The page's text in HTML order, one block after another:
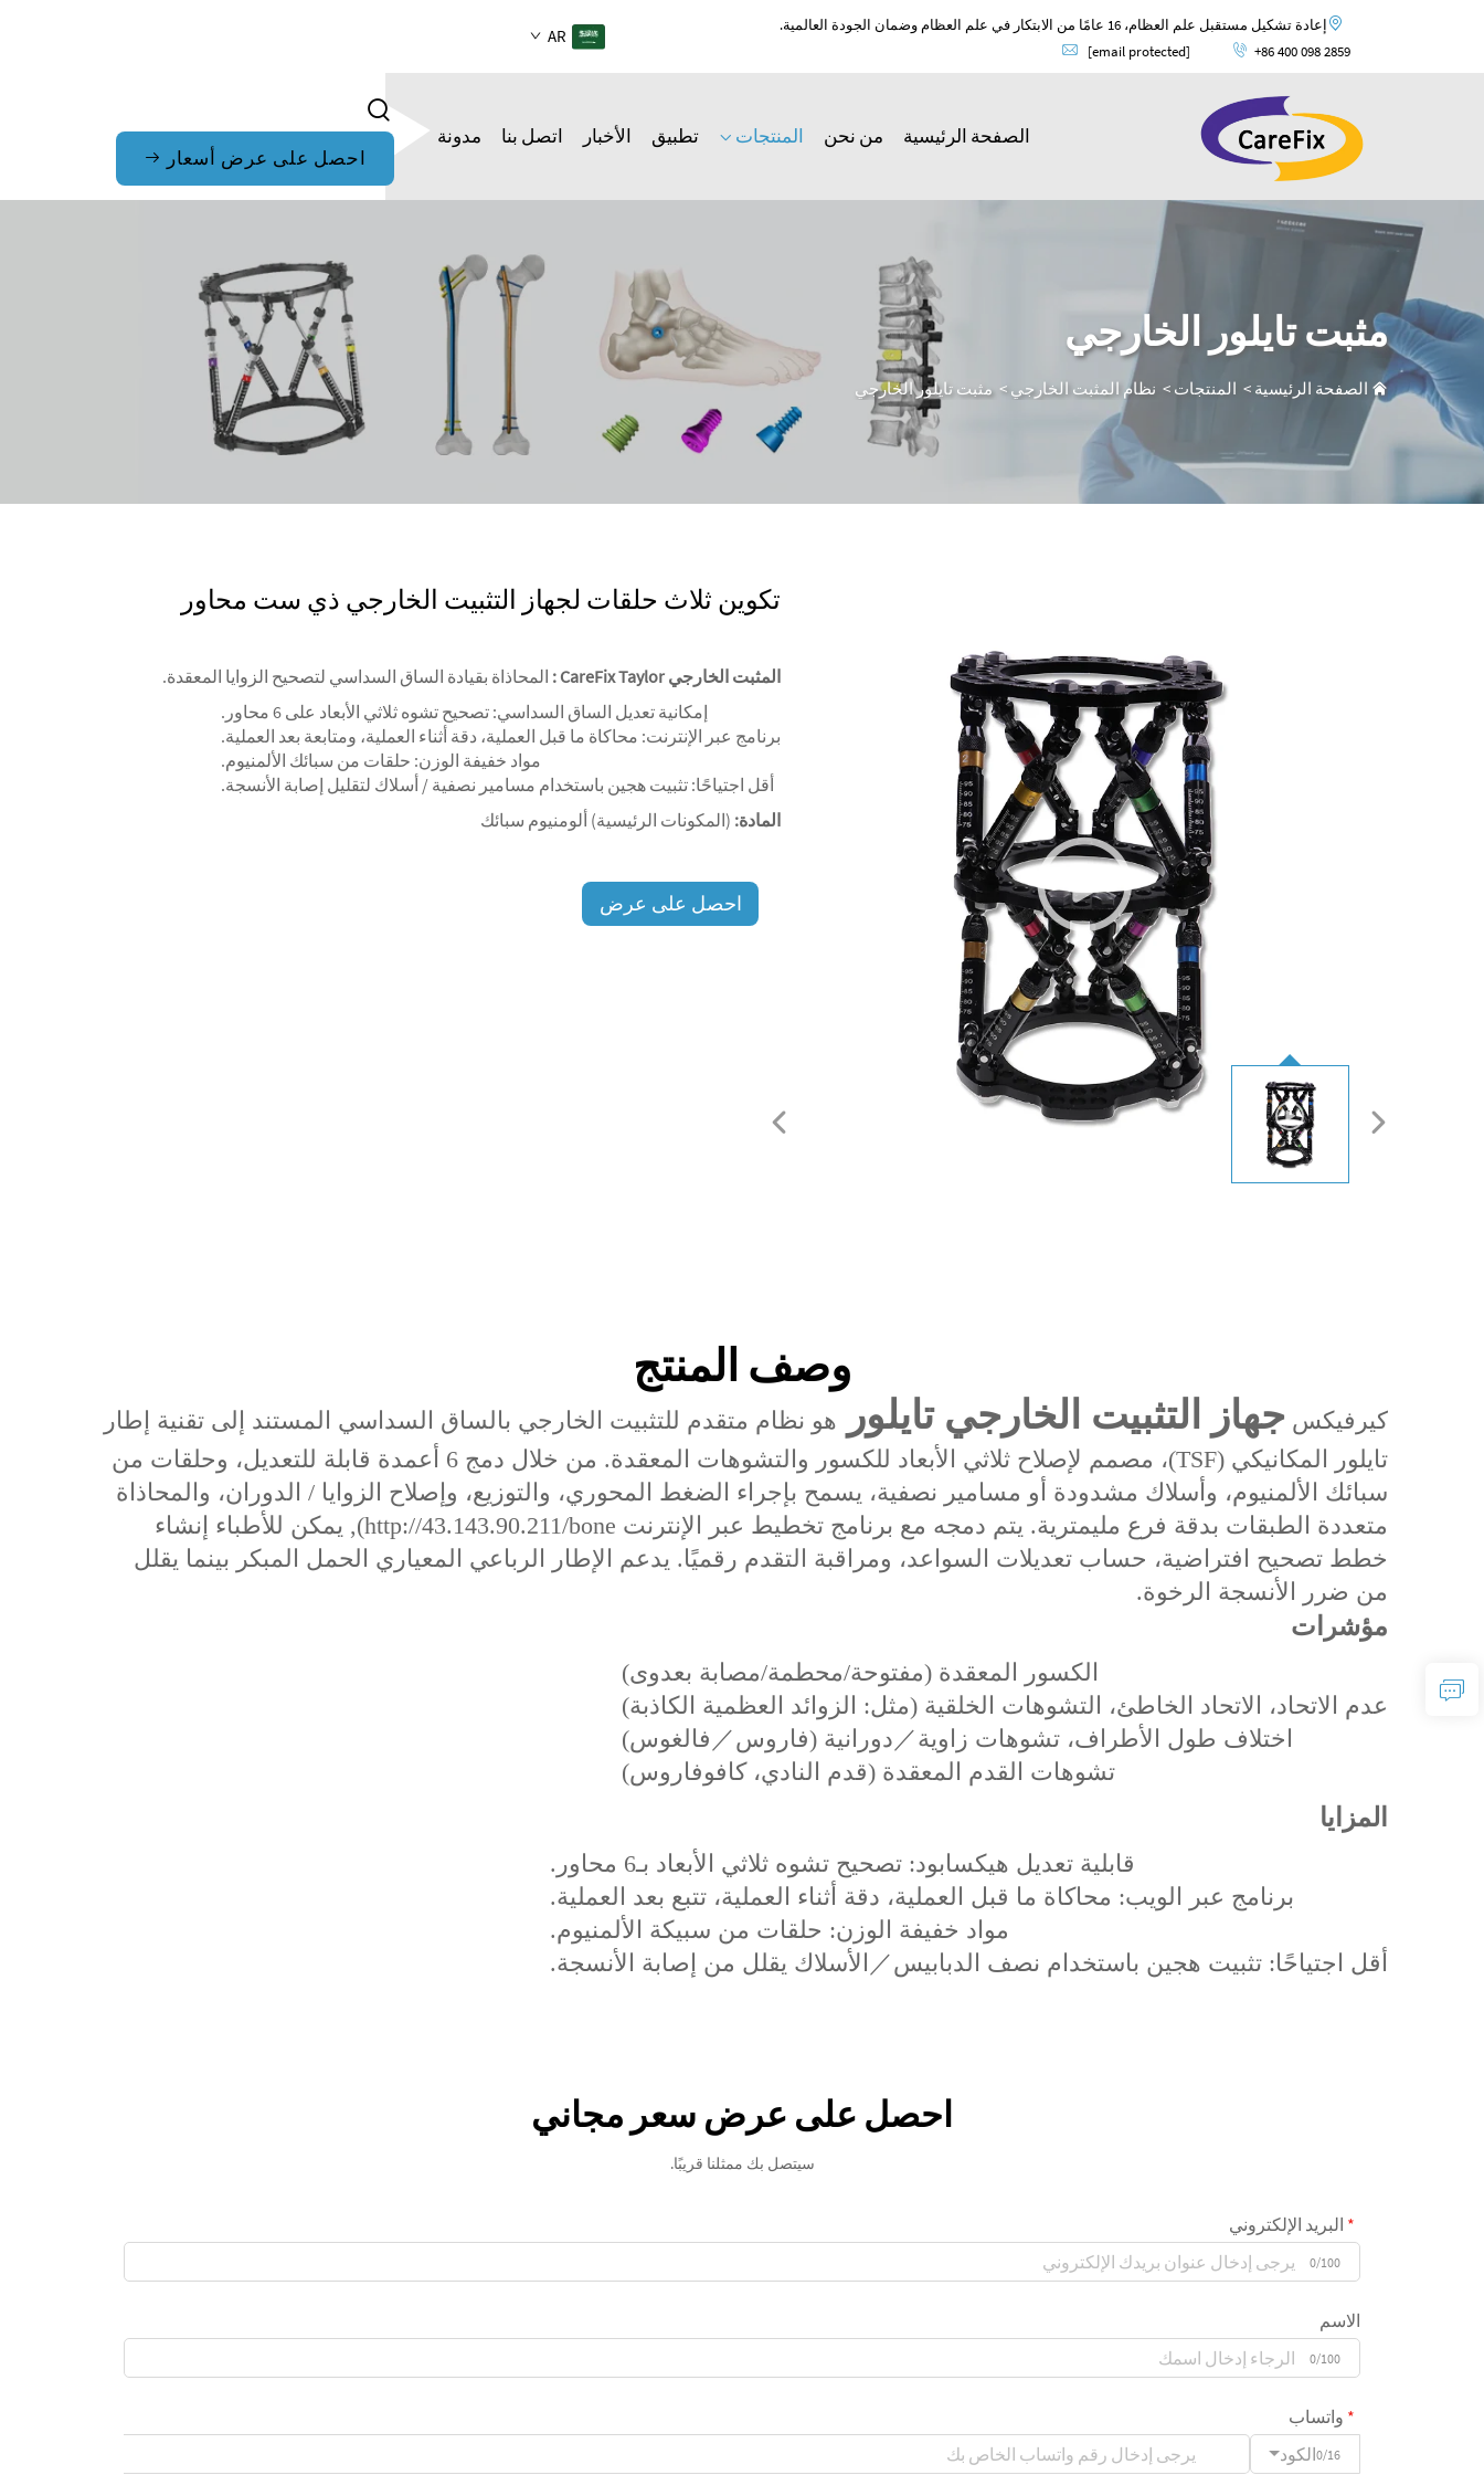
إعادة تشكيل مستقبل علم العظام، 16 عامًا من الابتكار في علم العظام وضمان الجودة العالمية.
+86 400 098 2859
[email protected]
AR
الصفحة الرئيسية من نحن المنتجات تطبيق الأخبار اتصل بنا
مدونة
احصل على عرض أسعار
مثبت تايلور الخارجي
الصفحة الرئيسية > المنتجات > نظام المثبت الخارجي > مثبت تايلور الخارجي
تكوين ثلاث حلقات لجهاز التثبيت الخارجي ذي ست محاور
المثبت الخارجي CareFix Taylor : المحاذاة بقيادة الساق السداسي لتصحيح الزوايا المعقدة.
إمكانية تعديل الساق السداسي: تصحيح تشوه ثلاثي الأبعاد على 6 محاور.
برنامج عبر الإنترنت: محاكاة ما قبل العملية، دقة أثناء العملية، ومتابعة بعد العملية.
مواد خفيفة الوزن: حلقات من سبائك الألمنيوم.
أقل اجتياحًا: تثبيت هجين باستخدام مسامير نصفية / أسلاك لتقليل إصابة الأنسجة.
المادة: (المكونات الرئيسية) ألومنيوم سبائك
احصل على عرض
وصف المنتج
كيرفيكس جهاز التثبيت الخارجي تايلور
هو نظام متقدم للتثبيت الخارجي بالساق السداسي المستند إلى تقنية إطار
تايلور المكانيكي (TSF)، مصمم لإصلاح ثلاثي الأبعاد للكسور والتشوهات المعقدة. من خلال دمج 6 أعمدة قابلة للتعديل، وحلقات من
سبائك الألمنيوم، وأسلاك مشدودة أو مسامير نصفية، يسمح بإجراء الضغط المحوري، والتوزيع، وإصلاح الزوايا / الدوران، والمحاذاة
متعددة الطبقات بدقة فرع مليمترية. يتم دمجه مع برنامج تخطيط عبر الإنترنت http://43.143.90.211/bone) , يمكن للأطباء إنشاء
خطط تصحيح افتراضية، حساب تعديلات السواعد، ومراقبة التقدم رقميًا. يدعم الإطار الرباعي المعياري الحمل المبكر بينما يقلل
من ضرر الأنسجة الرخوة.
مؤشرات
الكسور المعقدة (مفتوحة/محطمة/مصابة بعدوى)
عدم الاتحاد، الاتحاد الخاطئ، التشوهات الخلقية (مثل: الزوائد العظمية الكاذبة)
اختلاف طول الأطراف، تشوهات زاوية／دورانية (فاروس／فالغوس)
تشوهات القدم المعقدة (قدم النادي، كافوفاروس)
المزايا
قابلية تعديل هيكسابود: تصحيح تشوه ثلاثي الأبعاد بـ6 محاور.
برنامج عبر الويب: محاكاة ما قبل العملية، دقة أثناء العملية، تتبع بعد العملية.
مواد خفيفة الوزن: حلقات من سبيكة الألمنيوم.
أقل اجتياحًا: تثبيت هجين باستخدام نصف الدبابيس／الأسلاك يقلل من إصابة الأنسجة.
احصل على عرض سعر مجاني
سيتصل بك ممثلنا قريبًا.
البريد الإلكتروني
0/100
الاسم
0/100
واتساب
الكود0/16